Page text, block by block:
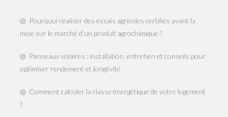
Pourquoi réaliser des essais agricoles certifiés avant la
mise sur le marché d’un produit agrochimique ?
Panneaux solaires : installation, entretien et conseils pour
optimiser rendement et longévité
Comment calculer la classe énergétique de votre logement
?